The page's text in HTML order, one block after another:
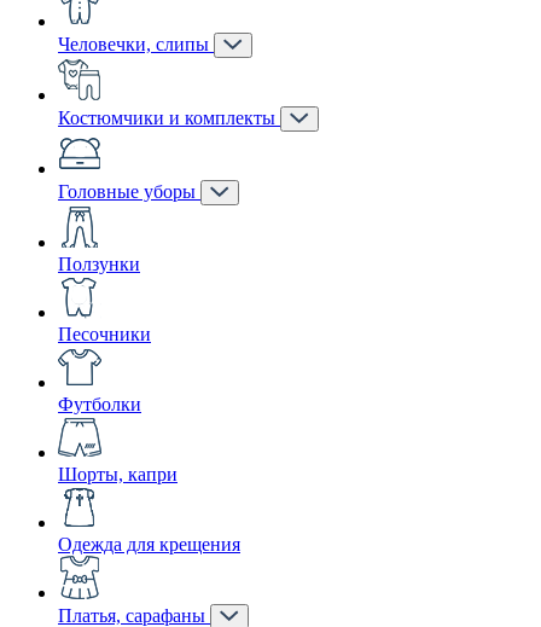
Человечки, слипы
Костюмчики и комплекты
Головные уборы
Ползунки
Песочники
Футболки
Шорты, капри
Одежда для крещения
Платья, сарафаны